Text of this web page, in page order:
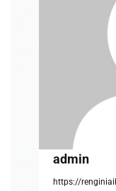
admin
https://